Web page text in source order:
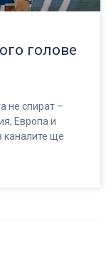
голове
не спират –
Европа и
каналите ще